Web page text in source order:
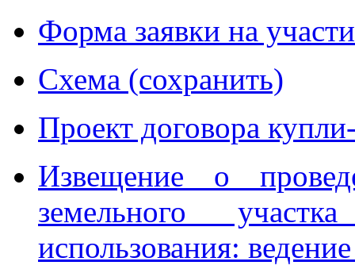
Форма заявки на
Схема (сохранить)
Проект договора
Извещение о
земельного
использования: